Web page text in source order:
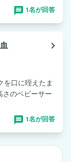
1名が回答
navigate_next
を口に咥えたま
さのベビーサー
1名が回答